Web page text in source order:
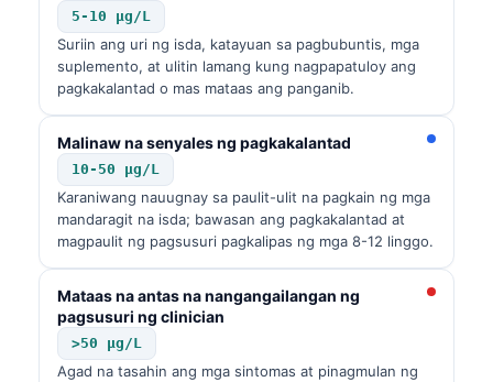
5-10 µg/L
Suriin ang uri ng isda, katayuan sa pagbubuntis, mga
suplemento, at ulitin lamang kung nagpapatuloy ang
pagkakalantad o mas mataas ang panganib.
Malinaw na senyales ng pagkakalantad
10-50 µg/L
Karaniwang nauugnay sa paulit-ulit na pagkain ng mga
mandaragit na isda; bawasan ang pagkakalantad at
magpaulit ng pagsusuri pagkalipas ng mga 8-12 linggo.
Mataas na antas na nangangailangan ng
pagsusuri ng clinician
>50 µg/L
Agad na tasahin ang mga sintomas at pinagmulan ng